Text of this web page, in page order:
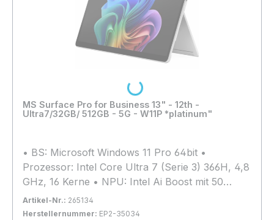
MS Surface Pro for Business 13" - 12th -
Ultra7/32GB/ 512GB - 5G - W11P *platinum"
• BS: Microsoft Windows 11 Pro 64bit •
Prozessor: Intel Core Ultra 7 (Serie 3) 366H, 4,8
GHz, 16 Kerne • NPU: Intel Ai Boost mit 50
TOPs • Arbeitsspeicher: 32GB LPDDR5x (nicht
erweiterbar) • Grafik: Intel Graphics 4 Xe3 •
Artikel-Nr.: 265134
Herstellernummer: EP2-35034
Loading...